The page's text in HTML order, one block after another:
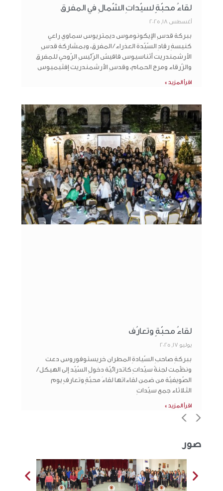
لقاءُ محبّةٍ لسيّداتِ الشّمالِ في المفرق
أغسطس 18, 2025
ببركة قدسِ الإيكونوموس ديمتريوس سماوي راعي
كنيسةِ رقادِ السّيّدة العذراء / المفرق، وبمشاركةِ قدسِ
الأرشمندريت أثناسيوس قاقيش الرّئيسِ الرّوحي للمفرق
والزّرقاء ومرج الحمام، وقدسِ الأرشمندريت إفثيميوس
اقرأ المزيد »
لقاءُ محبّةٍ وتعارُف
يوليو 17, 2025
ببركةِ صاحبِ السّيادةِ المطران خريستوفوروس دعت
ونظّمت لجنةُ سيّداتِ كاتدرائيّة دخولِ السّيّد إلى الهيكل /
الصّويفيّة من ضمن لقاءاتها لقاءَ محبّةٍ وتعارفٍ يوم
الثلاثاء جمع سيّداتِ
اقرأ المزيد »
<
>
صور